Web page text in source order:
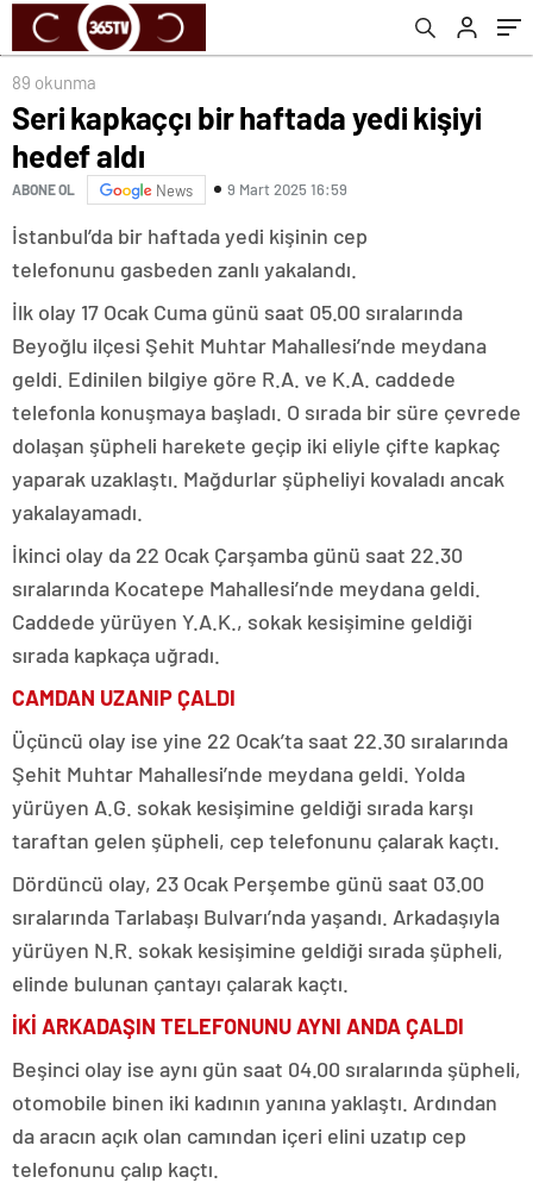
89 okunma
Seri kapkaççı bir haftada yedi kişiyi
hedef aldı
ABONE OL News 9 Mart 2025 16:59
İstanbul’da bir haftada yedi kişinin cep
telefonunu gasbeden zanlı yakalandı.
İlk olay 17 Ocak Cuma günü saat 05.00 sıralarında
Beyoğlu ilçesi Şehit Muhtar Mahallesi’nde meydana
geldi. Edinilen bilgiye göre R.A. ve K.A. caddede
telefonla konuşmaya başladı. O sırada bir süre çevrede
dolaşan şüpheli harekete geçip iki eliyle çifte kapkaç
yaparak uzaklaştı. Mağdurlar şüpheliyi kovaladı ancak
yakalayamadı.
İkinci olay da 22 Ocak Çarşamba günü saat 22.30
sıralarında Kocatepe Mahallesi’nde meydana geldi.
Caddede yürüyen Y.A.K., sokak kesişimine geldiği
sırada kapkaça uğradı.
CAMDAN UZANIP ÇALDI
Üçüncü olay ise yine 22 Ocak’ta saat 22.30 sıralarında
Şehit Muhtar Mahallesi’nde meydana geldi. Yolda
yürüyen A.G. sokak kesişimine geldiği sırada karşı
taraftan gelen şüpheli, cep telefonunu çalarak kaçtı.
Dördüncü olay, 23 Ocak Perşembe günü saat 03.00
sıralarında Tarlabaşı Bulvarı’nda yaşandı. Arkadaşıyla
yürüyen N.R. sokak kesişimine geldiği sırada şüpheli,
elinde bulunan çantayı çalarak kaçtı.
İKİ ARKADAŞIN TELEFONUNU AYNI ANDA ÇALDI
Beşinci olay ise aynı gün saat 04.00 sıralarında şüpheli,
otomobile binen iki kadının yanına yaklaştı. Ardından
da aracın açık olan camından içeri elini uzatıp cep
telefonunu çalıp kaçtı.
bu işi yapardı”